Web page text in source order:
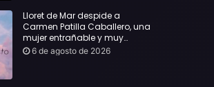
Lloret de Mar despide a
Carmen Patilla Caballero, una
mujer entrañable y muy
querida
6 de agosto de 2026